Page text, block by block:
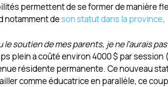
permettent de se former de manière
notamment deson statut dans la province.
le soutien de mes parents, je ne l’aurais
plein a coûté environ 4000 $ par
résidente permanente. Ce nouveau
comme éducatrice en parallèle, ce